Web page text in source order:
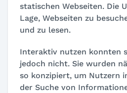
statischen Webseiten. Die
Lage, Webseiten zu
und zu lesen.
Interaktiv nutzen konnten
jedoch nicht. Sie wurden
so konzipiert, um Nutzern
der Suche von